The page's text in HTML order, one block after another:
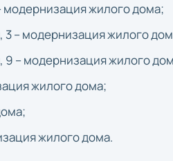
модернизация жилого дома;
3 – модернизация жилого
9 – модернизация жилого
жилого дома;
жилого дома.